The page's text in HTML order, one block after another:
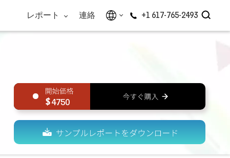
レポート 連絡 +1 617-765-2493
4750